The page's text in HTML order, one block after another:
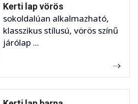
Kerti lap vörös
sokoldalúan alkalmazható,
klasszikus stílusú, vörös színű
járólap ...